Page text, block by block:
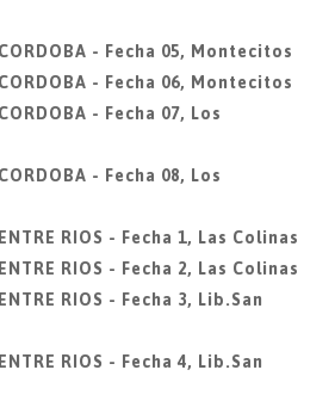
- Fecha 05, Montecitos
- Fecha 06, Montecitos
- Fecha 07, Los
- Fecha 08, Los
RIOS - Fecha 1, Las Colinas
RIOS - Fecha 2, Las Colinas
RIOS - Fecha 3, Lib.San
RIOS - Fecha 4, Lib.San